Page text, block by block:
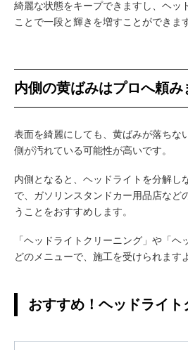
綺麗な状態をキープできますし、ヘッ
ことで一段と輝きを増すことができま
内側の黄ばみはプロへ頼み
表面を綺麗にしても、黄ばみが落ちな
側が汚れている可能性が高いです。
内側となると、ヘッドライトを分解し
で、ガソリンスタンドカー用品店など
うことをおすすめします。
「ヘッドライトクリーニング」や「
どのメニューで、施工を受けられます
おすすめ！ヘッドライト